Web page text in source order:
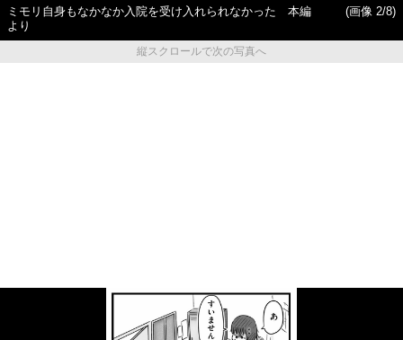
ミモリ自身もなかなか入院を受け入れられなかった 本編
より
(画像 2/8)
縦スクロールで次の写真へ